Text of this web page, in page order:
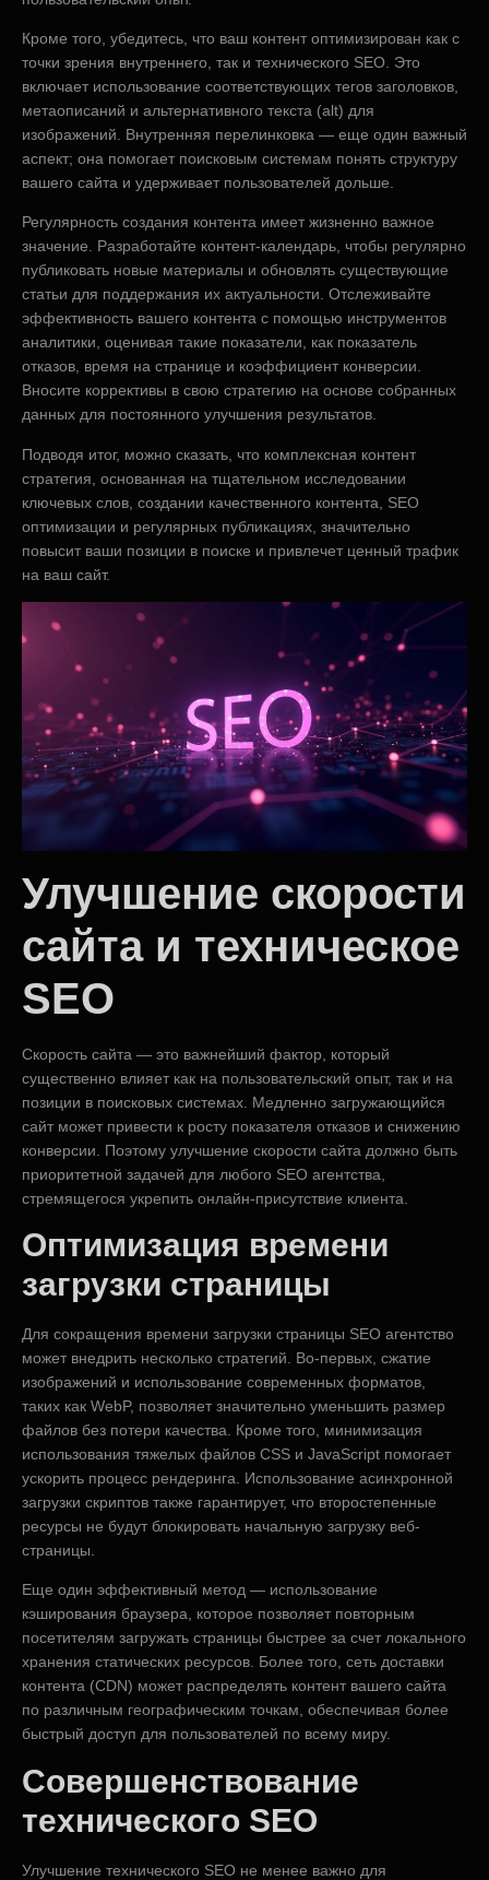
Кроме того, убедитесь, что ваш контент оптимизирован как с
точки зрения внутреннего, так и технического SEO. Это
включает использование соответствующих тегов заголовков,
метаописаний и альтернативного текста (alt) для
изображений. Внутренняя перелинковка — еще один важный
аспект; она помогает поисковым системам понять структуру
вашего сайта и удерживает пользователей дольше.
Регулярность создания контента имеет жизненно важное
значение. Разработайте контент-календарь, чтобы регулярно
публиковать новые материалы и обновлять существующие
статьи для поддержания их актуальности. Отслеживайте
эффективность вашего контента с помощью инструментов
аналитики, оценивая такие показатели, как показатель
отказов, время на странице и коэффициент конверсии.
Вносите коррективы в свою стратегию на основе собранных
данных для постоянного улучшения результатов.
Подводя итог, можно сказать, что комплексная контент
стратегия, основанная на тщательном исследовании
ключевых слов, создании качественного контента, SEO
оптимизации и регулярных публикациях, значительно
повысит ваши позиции в поиске и привлечет ценный трафик
на ваш сайт.
Улучшение скорости
сайта и техническое
SEO
Скорость сайта — это важнейший фактор, который
существенно влияет как на пользовательский опыт, так и на
позиции в поисковых системах. Медленно загружающийся
сайт может привести к росту показателя отказов и снижению
конверсии. Поэтому улучшение скорости сайта должно быть
приоритетной задачей для любого SEO агентства,
стремящегося укрепить онлайн-присутствие клиента.
Оптимизация времени
загрузки страницы
Для сокращения времени загрузки страницы SEO агентство
может внедрить несколько стратегий. Во-первых, сжатие
изображений и использование современных форматов,
таких как WebP, позволяет значительно уменьшить размер
файлов без потери качества. Кроме того, минимизация
использования тяжелых файлов CSS и JavaScript помогает
ускорить процесс рендеринга. Использование асинхронной
загрузки скриптов также гарантирует, что второстепенные
ресурсы не будут блокировать начальную загрузку веб-
страницы.
Еще один эффективный метод — использование
кэширования браузера, которое позволяет повторным
посетителям загружать страницы быстрее за счет локального
хранения статических ресурсов. Более того, сеть доставки
контента (CDN) может распределять контент вашего сайта
по различным географическим точкам, обеспечивая более
быстрый доступ для пользователей по всему миру.
Совершенствование
технического SEO
Улучшение технического SEO не менее важно для